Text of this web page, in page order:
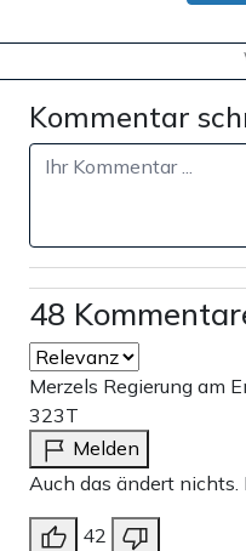
Kommentar
48
Merzels Regierung am
323T
Melden
Auch das ändert nichts.
42